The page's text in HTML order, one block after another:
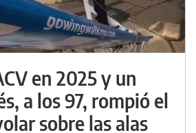
en 2025 y un
a los 97, rompió el
sobre las alas